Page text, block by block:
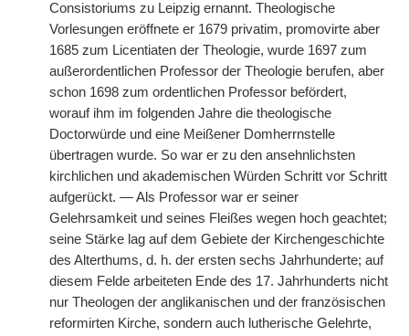
Consistoriums zu Leipzig ernannt. Theologische
Vorlesungen eröffnete er 1679 privatim, promovirte aber
1685 zum Licentiaten der Theologie, wurde 1697 zum
außerordentlichen Professor der Theologie berufen, aber
schon 1698 zum ordentlichen Professor befördert,
worauf ihm im folgenden Jahre die theologische
Doctorwürde und eine Meißener Domherrnstelle
übertragen wurde. So war er zu den ansehnlichsten
kirchlichen und akademischen Würden Schritt vor Schritt
aufgerückt. — Als Professor war er seiner
Gelehrsamkeit und seines Fleißes wegen hoch geachtet;
seine Stärke lag auf dem Gebiete der Kirchengeschichte
des Alterthums, d. h. der ersten sechs Jahrhunderte; auf
diesem Felde arbeiteten Ende des 17. Jahrhunderts nicht
nur Theologen der anglikanischen und der französischen
reformirten Kirche, sondern auch lutherische Gelehrte,